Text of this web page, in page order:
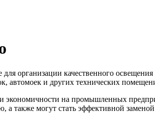
организации качественного
автомоек и других технических
экономичности на промышленных
а также могут стать эффективной